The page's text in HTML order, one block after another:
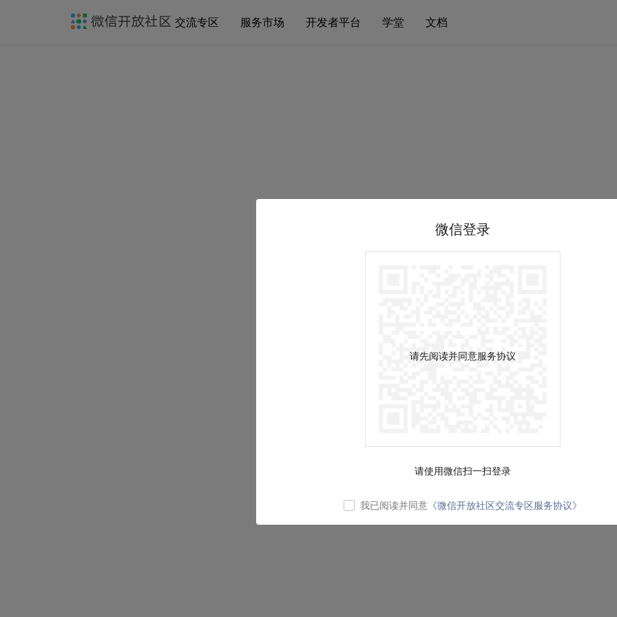
交流专区 服务市场 开发者平台 学堂 文档
微信登录
请先阅读并同意服务协议
请使用微信扫一扫登录
我已阅读并同意 《微信开放社区交流专区服务协议》